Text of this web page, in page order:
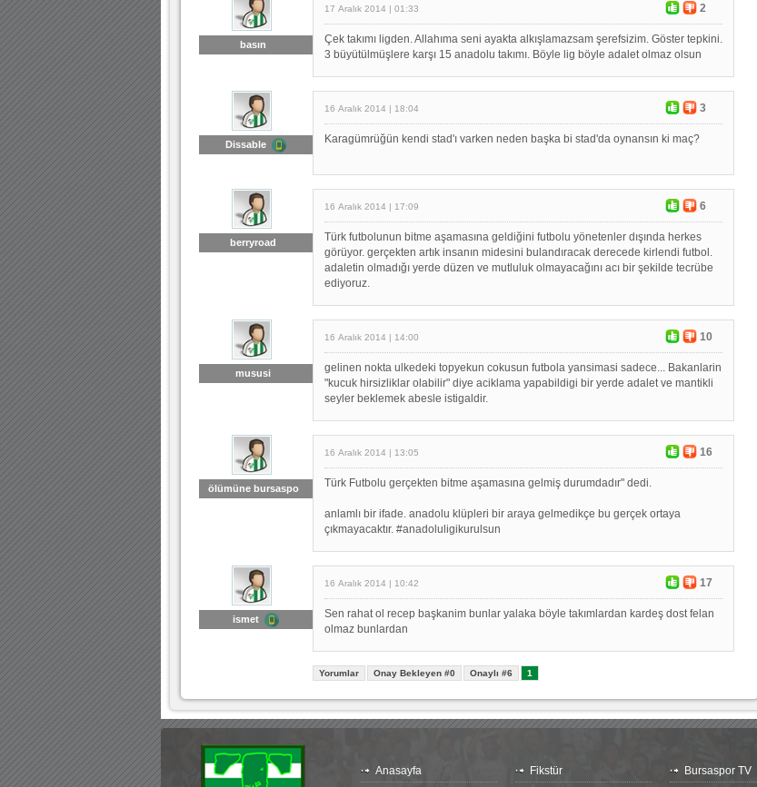
basın
17 Aralık 2014 | 01:33 2
Çek takımı ligden. Allahıma seni ayakta alkışlamazsam şerefsizim. Göster tepkini.
3 büyütülmüşlere karşı 15 anadolu takımı. Böyle lig böyle adalet olmaz olsun
Dissable
16 Aralık 2014 | 18:04 3
Karagümrüğün kendi stad'ı varken neden başka bi stad'da oynansın ki maç?
berryroad
16 Aralık 2014 | 17:09 6
Türk futbolunun bitme aşamasına geldiğini futbolu yönetenler dışında herkes
görüyor. gerçekten artık insanın midesini bulandıracak derecede kirlendi futbol.
adaletin olmadığı yerde düzen ve mutluluk olmayacağını acı bir şekilde tecrübe
ediyoruz.
mususi
16 Aralık 2014 | 14:00 10
gelinen nokta ulkedeki topyekun cokusun futbola yansimasi sadece... Bakanlarin
"kucuk hirsizliklar olabilir" diye aciklama yapabildigi bir yerde adalet ve mantikli
seyler beklemek abesle istigaldir.
ölümüne bursaspo
16 Aralık 2014 | 13:05 16
Türk Futbolu gerçekten bitme aşamasına gelmiş durumdadır" dedi.
anlamlı bir ifade. anadolu klüpleri bir araya gelmedikçe bu gerçek ortaya
çıkmayacaktır. #anadoluligikurulsun
ismet
16 Aralık 2014 | 10:42 17
Sen rahat ol recep başkanim bunlar yalaka böyle takımlardan kardeş dost felan
olmaz bunlardan
Yorumlar Onay Bekleyen #0 Onaylı #6 1
Anasayfa
Fikstür
Bursaspor TV